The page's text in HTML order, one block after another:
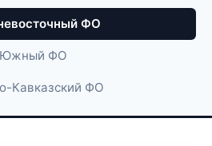
ФО
Южный ФО
Кавказский ФО